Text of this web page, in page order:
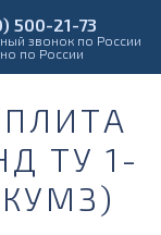
500-21-73
звонок по России
по России
ТУ 1-